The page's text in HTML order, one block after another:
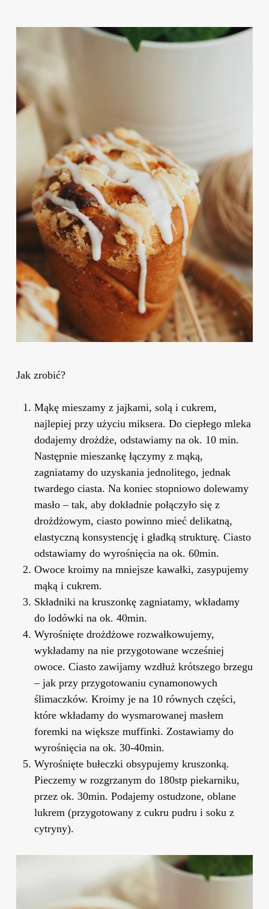
Jak zrobić?
Mąkę mieszamy z jajkami, solą i cukrem,
najlepiej przy użyciu miksera. Do ciepłego mleka
dodajemy drożdże, odstawiamy na ok. 10 min.
Następnie mieszankę łączymy z mąką,
zagniatamy do uzyskania jednolitego, jednak
twardego ciasta. Na koniec stopniowo dolewamy
masło – tak, aby dokładnie połączyło się z
drożdżowym, ciasto powinno mieć delikatną,
elastyczną konsystencję i gładką strukturę. Ciasto
odstawiamy do wyrośnięcia na ok. 60min.
Owoce kroimy na mniejsze kawałki, zasypujemy
mąką i cukrem.
Składniki na kruszonkę zagniatamy, wkładamy
do lodówki na ok. 40min.
Wyrośnięte drożdżowe rozwałkowujemy,
wykładamy na nie przygotowane wcześniej
owoce. Ciasto zawijamy wzdłuż krótszego brzegu
– jak przy przygotowaniu cynamonowych
ślimaczków. Kroimy je na 10 równych części,
które wkładamy do wysmarowanej masłem
foremki na większe muffinki. Zostawiamy do
wyrośnięcia na ok. 30-40min.
Wyrośnięte bułeczki obsypujemy kruszonką.
Pieczemy w rozgrzanym do 180stp piekarniku,
przez ok. 30min. Podajemy ostudzone, oblane
lukrem (przygotowany z cukru pudru i soku z
cytryny).